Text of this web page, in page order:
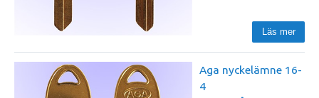
Läs mer
Aga nyckelämne 16-
4